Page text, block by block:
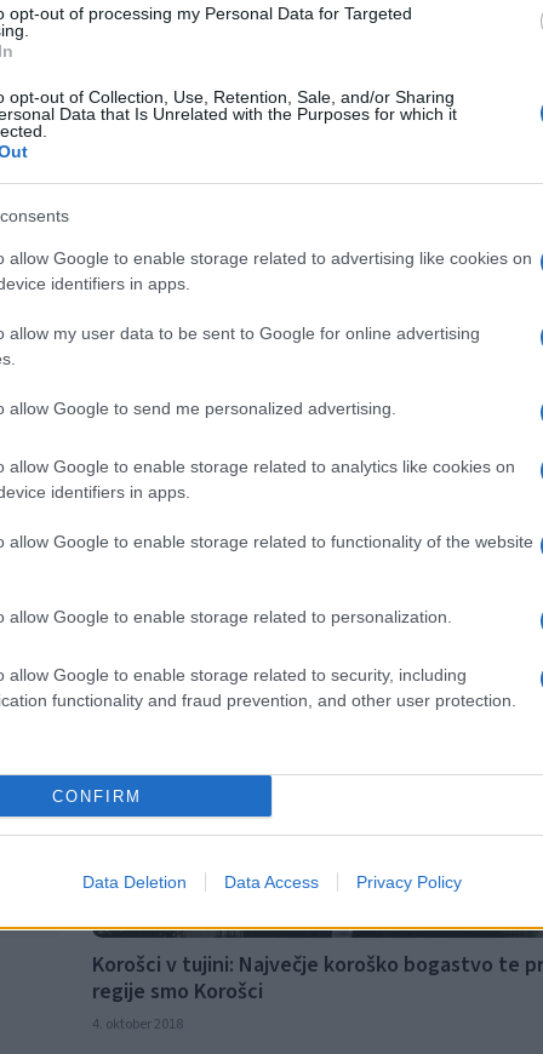
opt-out of processing my Personal Data for Targeted
opt-out of Collection, Use, Retention, Sale, and/or Sharing
Data that Is Unrelated with the Purposes for which it
allow Google to enable storage related to advertising like cookies on
identifiers in apps.
allow my user data to be sent to Google for online advertising
allow Google to send me personalized advertising.
allow Google to enable storage related to analytics like cookies on
identifiers in apps.
allow Google to enable storage related to functionality of the website
allow Google to enable storage related to personalization.
allow Google to enable storage related to security, including
functionality and fraud prevention, and other user protection.
CONFIRM
Data Deletion Data Access Privacy Policy
Z novo kurilno sezono nova zakonodaja in
visoke kazni
8. oktober 2018
NOVICE
Srečanje starejših na Muti obeležili tudi s
7. oktober 2018
Korošci v tujini: Največje koroško bogastvo te
regije smo Korošci
4. oktober 2018